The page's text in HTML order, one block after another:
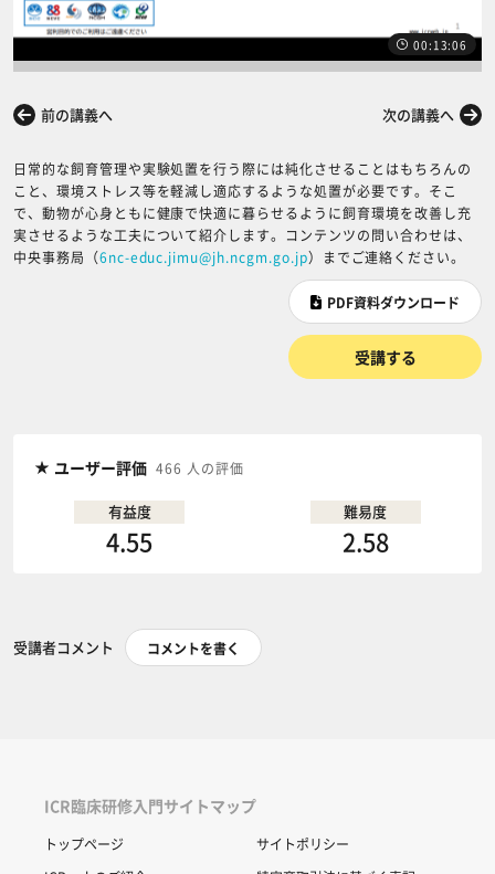
00:13:06
前の講義へ 次の講義へ
日常的な飼育管理や実験処置を行う際には純化させることはもちろんの
こと、環境ストレス等を軽減し適応するような処置が必要です。そこ
で、動物が心身ともに健康で快適に暮らせるように飼育環境を改善し充
実させるような工夫について紹介します。コンテンツの問い合わせは、
中央事務局（6nc-educ.jimu@jh.ncgm.go.jp）までご連絡ください。
PDF資料ダウンロード
受講する
ユーザー評価 466 人の評価
有益度
4.55
難易度
2.58
受講者コメント コメントを書く
ICR臨床研修入門サイトマップ
トップページ
サイトポリシー